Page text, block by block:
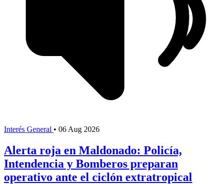
Interés General • 06 Aug 2026
Alerta roja en Maldonado: Policía,
Intendencia y Bomberos preparan
operativo ante el ciclón extratropical